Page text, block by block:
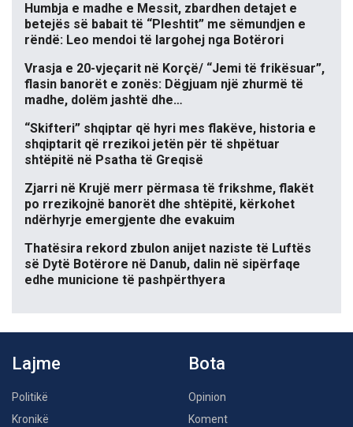
Humbja e madhe e Messit, zbardhen detajet e
betejës së babait të “Pleshtit” me sëmundjen e
rëndë: Leo mendoi të largohej nga Botërori
Vrasja e 20-vjeçarit në Korçë/ “Jemi të frikësuar”,
flasin banorët e zonës: Dëgjuam një zhurmë të
madhe, dolëm jashtë dhe…
“Skifteri” shqiptar që hyri mes flakëve, historia e
shqiptarit që rrezikoi jetën për të shpëtuar
shtëpitë në Psatha të Greqisë
Zjarri në Krujë merr përmasa të frikshme, flakët
po rrezikojnë banorët dhe shtëpitë, kërkohet
ndërhyrje emergjente dhe evakuim
Thatësira rekord zbulon anijet naziste të Luftës
së Dytë Botërore në Danub, dalin në sipërfaqe
edhe municione të pashpërthyera
Lajme
Politikë
Kronikë
Bota
Opinion
Koment